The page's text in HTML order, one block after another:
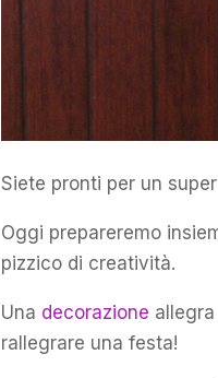
Siete pronti per un
Oggi prepareremo
pizzico di creatività.
Una decorazione
rallegrare una festa!